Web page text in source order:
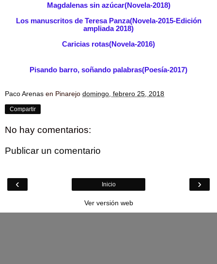
Magdalenas sin azúcar(Novela-2018)
Los manuscritos de Teresa Panza(Novela-2015-Edición
ampliada 2018)
Caricias rotas(Novela-2016)
Pisando barro, soñando palabras(Poesía-2017)
Paco Arenas en Pinarejo domingo, febrero 25, 2018
Compartir
No hay comentarios:
Publicar un comentario
‹ ›
Inicio
Ver versión web